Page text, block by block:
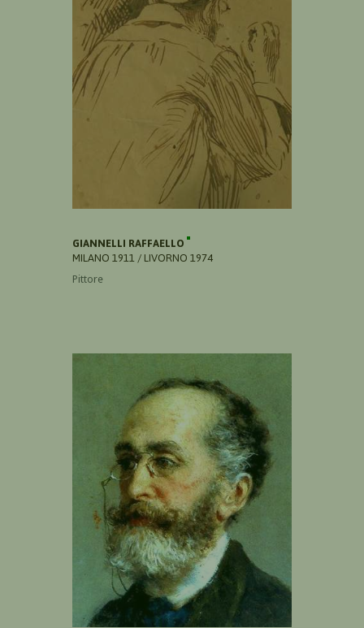
GIANNELLI RAFFAELLO
MILANO 1911 / LIVORNO 1974
Pittore